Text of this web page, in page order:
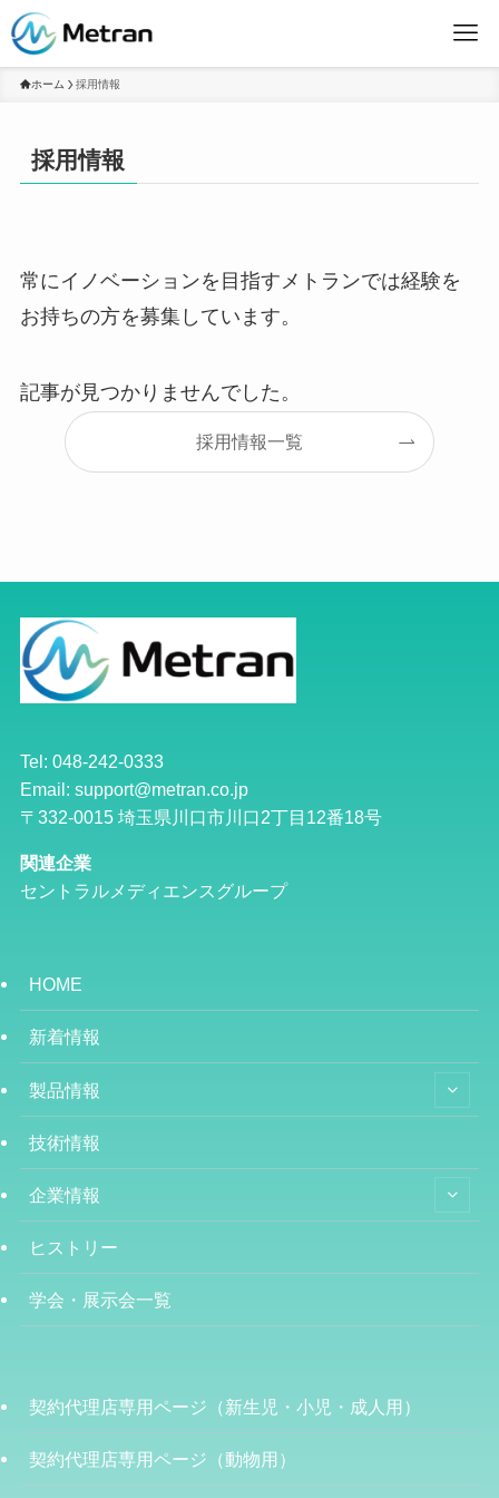
ホーム 採用情報
採用情報
常にイノベーションを目指すメトランでは経験を
お持ちの方を募集しています。
記事が見つかりませんでした。
採用情報一覧
Tel: 048-242-0333
Email: support@metran.co.jp
〒332-0015 埼玉県川口市川口2丁目12番18号
関連企業
セントラルメディエンスグループ
HOME
新着情報
製品情報
技術情報
企業情報
ヒストリー
学会・展示会一覧
契約代理店専用ページ（新生児・小児・成人用）
契約代理店専用ページ（動物用）